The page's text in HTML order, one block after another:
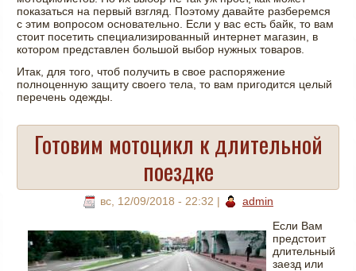
показаться на первый взгляд. Поэтому давайте разберемся
с этим вопросом основательно. Если у вас есть байк, то вам
стоит посетить специализированный интернет магазин, в
котором представлен большой выбор нужных товаров.
Итак, для того, чтоб получить в свое распоряжение
полноценную защиту своего тела, то вам пригодится целый
перечень одежды.
Готовим мотоцикл к длительной
поездке
вс, 12/09/2018 - 22:32 |
admin
Если Вам
предстоит
длительный
заезд или